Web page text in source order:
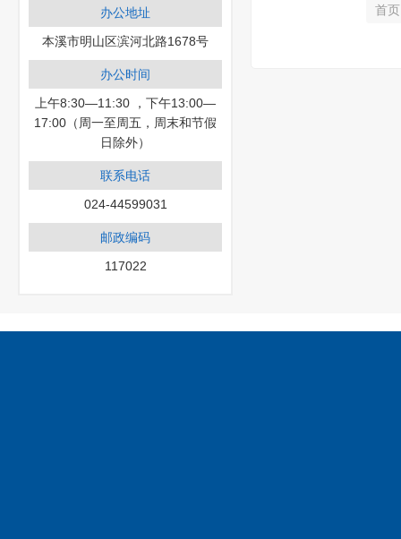
办公地址
本溪市明山区滨河北路1678号
办公时间
上午8:30—11:30 ，下午13:00—
17:00（周一至周五，周末和节假
日除外）
联系电话
024-44599031
邮政编码
117022
首页